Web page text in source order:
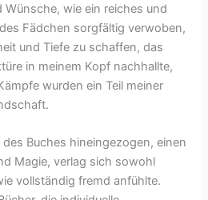
wie ein reiches und
Fädchen sorgfältig verwoben,
und Tiefe zu schaffen, das
in meinem Kopf nachhallte,
wurden ein Teil meiner
Buches hineingezogen, einen
Magie, verlag sich sowohl
vollständig fremd anfühlte.